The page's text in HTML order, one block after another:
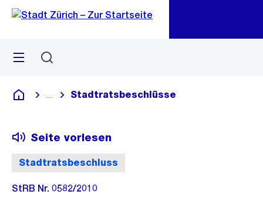
Navigation
Sprunglink
Menü
Deutsch
Blende alle Breadcrumbs ein
Stadtratsbeschlüsse
Stadtratsbeschluss
Seite vorlesen
StRB Nr. 0582/2010